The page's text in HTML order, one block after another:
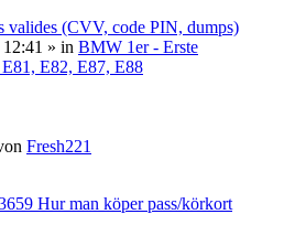
valides (CVV, code PIN, dumps)
» in BMW 1er - Erste
E82, E87, E88
Fresh221
Hur man köper pass/körkort